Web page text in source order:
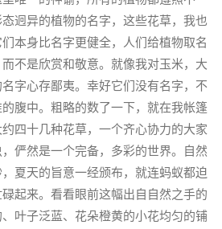
迥异的植物的名字，这些花草，我也
本身比名字更健全，人们给植物取名
不是欣赏和敬意。就像我对玉米，大
字心存鄙夷。幸好它们没有名字，不
腹中。粗略的数了一下，就在我帐篷
四十几种花草，一个齐心协力的大家
俨然是一个完备，多彩的世界。自然
夏天的旨意一经颁布，就连蚂蚁都迫
起来。看看眼前这幅出自自然之手的
叶子泛蓝、花朵橙黄的小花均匀的铺